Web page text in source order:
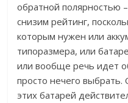
обратной полярностью
снизим рейтинг,
которым нужен или
типоразмера, или
или вообще речь идет
просто нечего
этих батарей